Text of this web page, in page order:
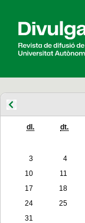
Articles
dl. dt.
3
4
10
11
17
18
24
25
31